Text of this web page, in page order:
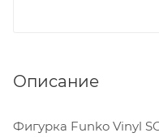
Описание
Фигурка Funko Vinyl